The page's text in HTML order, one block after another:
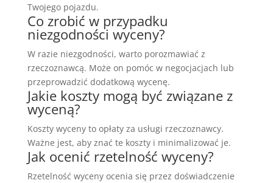
Twojego pojazdu.
Co zrobić w przypadku
niezgodności wyceny?
W razie niezgodności, warto porozmawiać z
rzeczoznawcą. Może on pomóc w negocjacjach lub
przeprowadzić dodatkową wycenę.
Jakie koszty mogą być związane z
wyceną?
Koszty wyceny to opłaty za usługi rzeczoznawcy.
Ważne jest, aby znać te koszty i minimalizować je.
Jak ocenić rzetelność wyceny?
Rzetelność wyceny ocenia się przez doświadczenie